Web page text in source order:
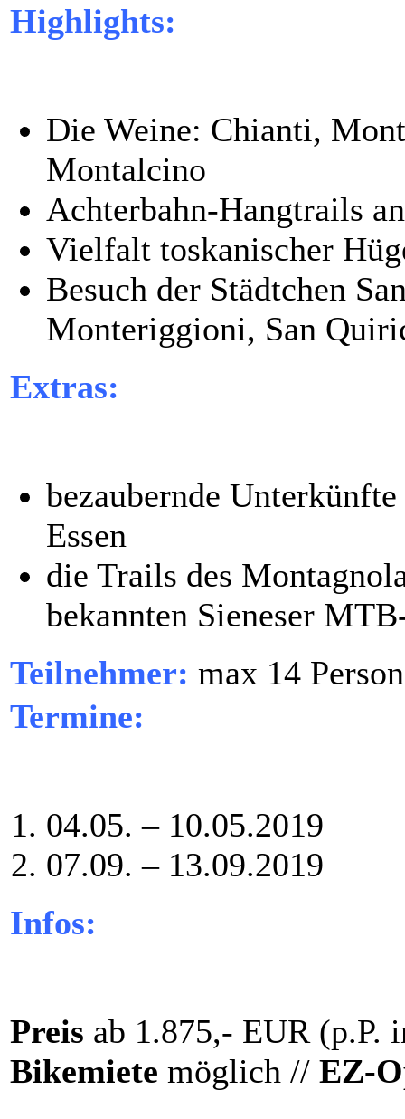
Highlights:
Die Weine: Chianti,
Montalcino
Achterbahn-Hangtrails
Vielfalt toskanischer
Besuch der Städtchen
Monteriggioni, San
Extras:
bezaubernde
Essen
die Trails des
bekannten Sieneser
Teilnehmer: max 14
Termine:
04.05. – 10.05.2019
07.09. – 13.09.2019
Infos:
Preis ab 1.875,- EUR (p.P.
Bikemiete möglich // EZ-